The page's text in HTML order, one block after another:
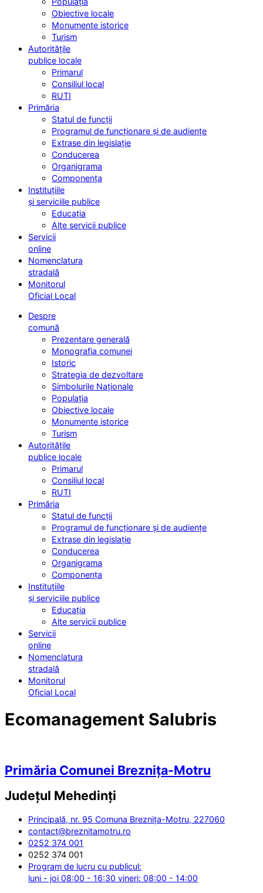
Obiective locale
Monumente istorice
Turism
Autoritățile
publice locale
Primarul
Consiliul local
RUTI
Primăria
Statul de funcții
Programul de funcționare și de audiențe
Extrase din legislație
Conducerea
Organigrama
Componența
Instituțiile
și serviciile publice
Educația
Alte servicii publice
Servicii
online
Nomenclatura
stradală
Monitorul
Oficial Local
Despre
comună
Prezentare generală
Monografia comunei
Istoric
Strategia de dezvoltare
Simbolurile Naționale
Populația
Obiective locale
Monumente istorice
Turism
Autoritățile
publice locale
Primarul
Consiliul local
RUTI
Primăria
Statul de funcții
Programul de funcționare și de audiențe
Extrase din legislație
Conducerea
Organigrama
Componența
Instituțiile
și serviciile publice
Educația
Alte servicii publice
Servicii
online
Nomenclatura
stradală
Monitorul
Oficial Local
Ecomanagement Salubris
Primăria Comunei Breznița-Motru
Județul Mehedinți
Principală, nr. 95 Comuna Breznița-Motru, 227060
contact@breznitamotru.ro
0252 374 001
0252 374 001
Program de lucru cu publicul:
luni - joi 08:00 - 16:30 vineri: 08:00 - 14:00